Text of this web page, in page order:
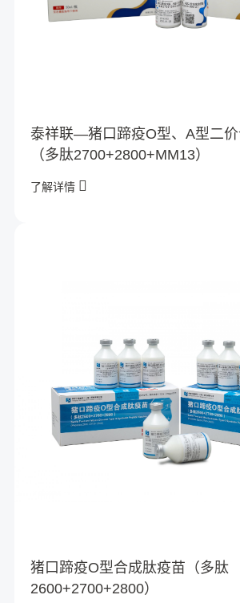
泰祥联—猪口蹄疫O型、A型二
（多肽2700+2800+MM13）
了解详情
猪口蹄疫O型合成肽疫苗（多肽
2600+2700+2800）